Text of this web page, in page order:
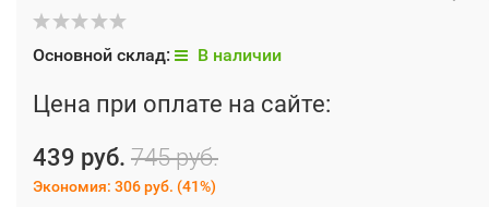
Основной склад: В наличии
Цена при оплате на сайте:
439 руб. 745 руб.
Экономия: 306 руб. (41%)